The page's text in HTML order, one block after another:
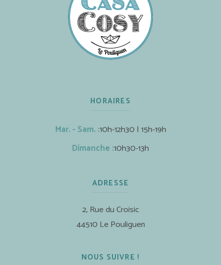
HORAIRES
Mar. - Sam. :10h-12h30 | 15h-19h
Dimanche :10h30-13h
ADRESSE
2, Rue du Croisic
44510 Le Pouliguen
NOUS SUIVRE !